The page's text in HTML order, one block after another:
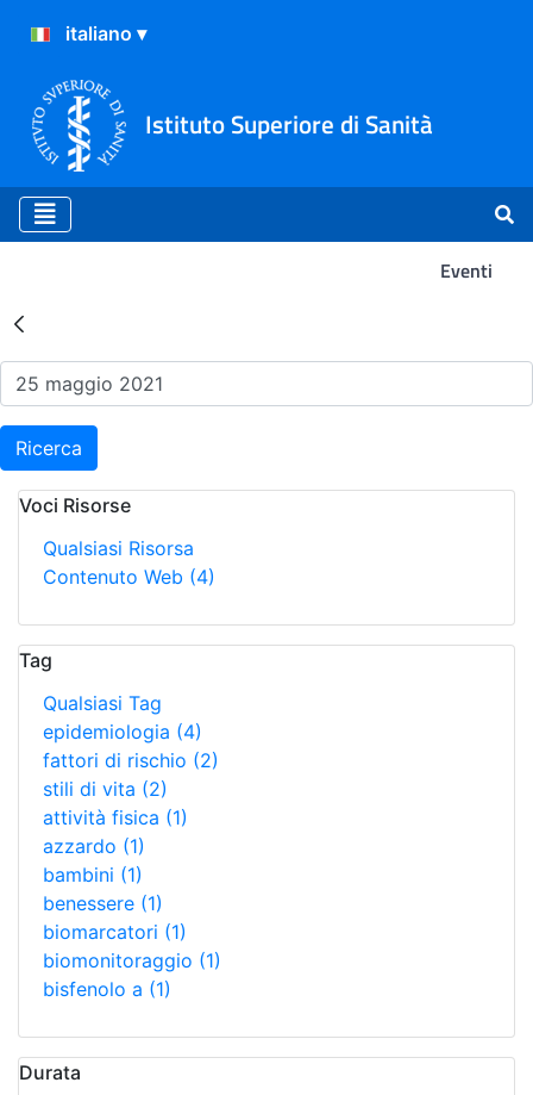
Istituto Superiore di Sanità
Eventi
Risultati della Ricerca -
Ricerca
Voci Risorse
Qualsiasi Risorsa
Contenuto Web (4)
Tag
Qualsiasi Tag
epidemiologia (4)
fattori di rischio (2)
stili di vita (2)
attività fisica (1)
azzardo (1)
bambini (1)
benessere (1)
biomarcatori (1)
biomonitoraggio (1)
bisfenolo a (1)
Durata